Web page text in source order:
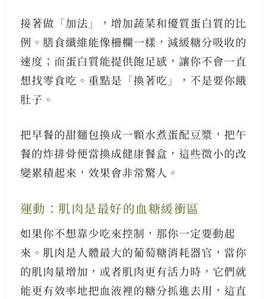
接著做「加法」，增加蔬菜和優質蛋白質的比
例。膳食纖維能像柵欄一樣，減緩糖分吸收的
速度；而蛋白質能提供飽足感，讓你不會一直
想找零食吃。重點是「換著吃」，不是要你餓
肚子。
把早餐的甜麵包換成一顆水煮蛋配豆漿，把午
餐的炸排骨便當換成健康餐盒，這些微小的改
變累積起來，效果會非常驚人。
運動：肌肉是最好的血糖緩衝區
如果你不想靠少吃來控制，那你一定要動起
來。肌肉是人體最大的葡萄糖消耗器官，當你
的肌肉量增加，或者肌肉更有活力時，它們就
能更有效率地把血液裡的糖分抓進去用，這直